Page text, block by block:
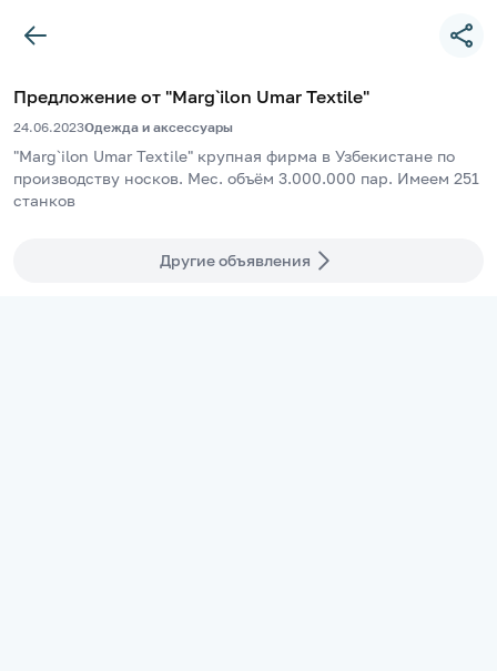
Предложение от "Marg`ilon Umar Textile"
24.06.2023Одежда и аксессуары
"Marg`ilon Umar Textile" крупная фирма в Узбекистане по
производству носков. Мес. объём 3.000.000 пар. Имеем 251
станков
Другие объявления